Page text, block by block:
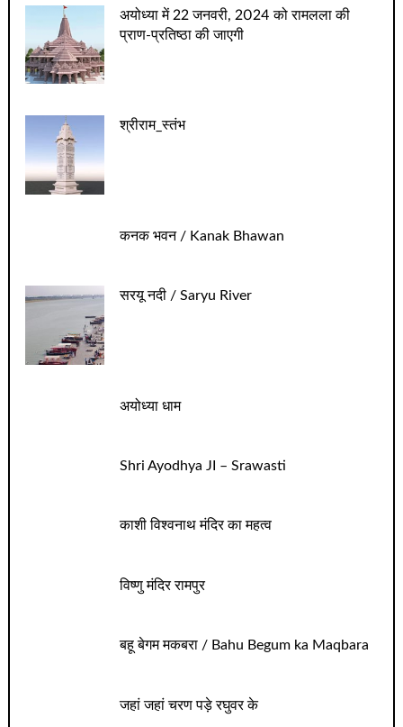
अयोध्‍या में 22 जनवरी, 2024 को रामलला की
प्राण-प्रतिष्‍ठा की जाएगी
श्रीराम_स्तंभ
कनक भवन / Kanak Bhawan
सरयू नदी / Saryu River
अयोध्या धाम
Shri Ayodhya JI – Srawasti
काशी विश्वनाथ मंदिर का महत्व
विष्णु मंदिर रामपुर
बहू बेगम मकबरा / Bahu Begum ka Maqbara
जहां जहां चरण पड़े रघुवर के